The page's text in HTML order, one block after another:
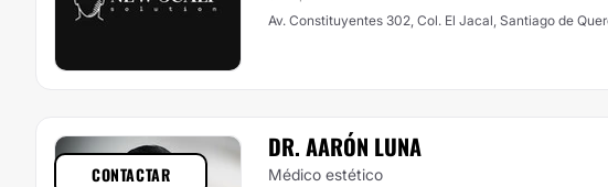
Av. Constituyentes 302, Col. El Jacal, Santiago de
DR. AARÓN LUNA
Médico estético
CONTACTAR